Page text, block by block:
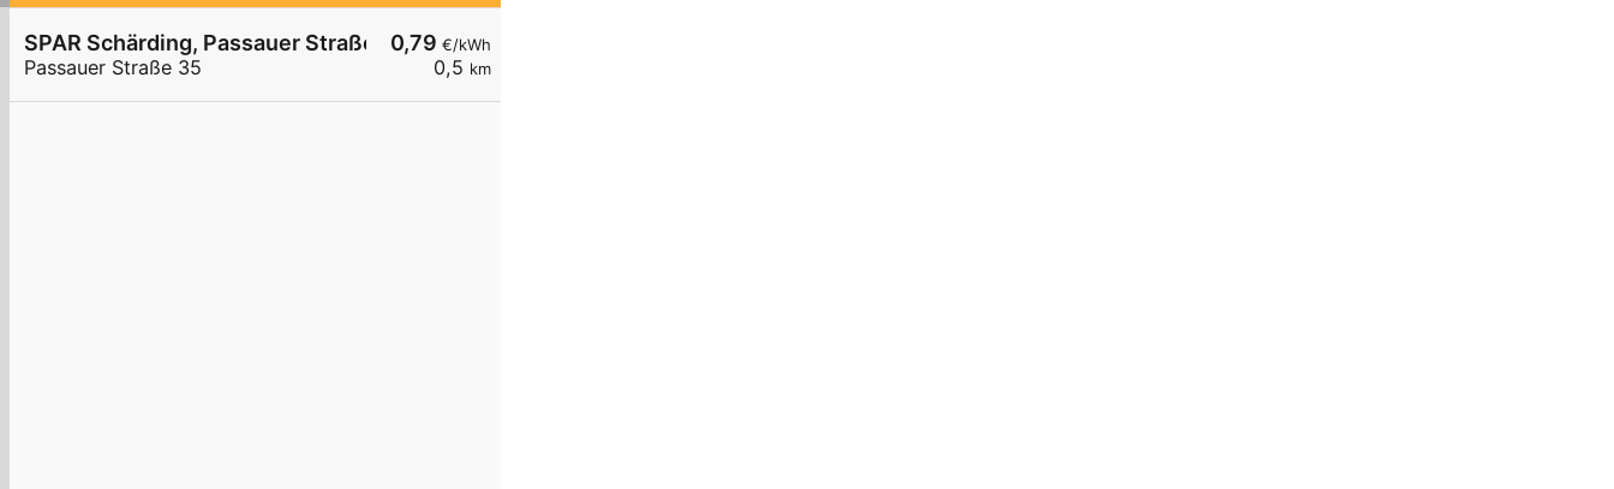
0,79 €/kWh
0,5 km
SPAR Schärding, Passauer Straße 35
Passauer Straße 35